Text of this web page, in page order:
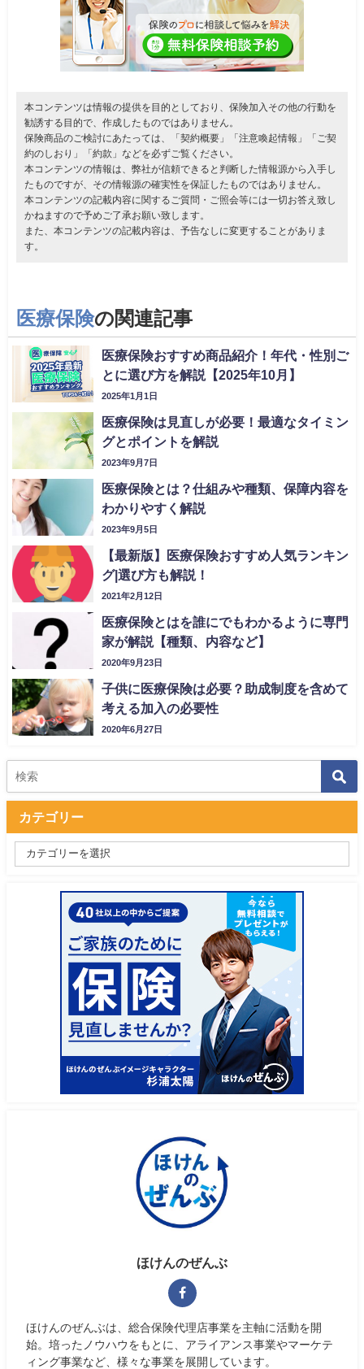
本コンテンツは情報の提供を目的としており、保険加入その他の行動を
勧誘する目的で、作成したものではありません。
保険商品のご検討にあたっては、「契約概要」「注意喚起情報」「ご契
約のしおり」「約款」などを必ずご覧ください。
本コンテンツの情報は、弊社が信頼できると判断した情報源から入手し
たものですが、その情報源の確実性を保証したものではありません。
本コンテンツの記載内容に関するご質問・ご照会等には一切お答え致し
かねますので予めご了承お願い致します。
また、本コンテンツの記載内容は、予告なしに変更することがありま
す。
医療保険の関連記事
医療保険おすすめ商品紹介！年代・性別ご
とに選び方を解説【2025年10月】
2025年1月1日
医療保険は見直しが必要！最適なタイミン
グとポイントを解説
2023年9月7日
医療保険とは？仕組みや種類、保障内容を
わかりやすく解説
2023年9月5日
【最新版】医療保険おすすめ人気ランキン
グ|選び方も解説！
2021年2月12日
医療保険とはを誰にでもわかるように専門
家が解説【種類、内容など】
2020年9月23日
子供に医療保険は必要？助成制度を含めて
考える加入の必要性
2020年6月27日
カテゴリー
ほけんのぜんぶ
ほけんのぜんぶは、総合保険代理店事業を主軸に活動を開
始。培ったノウハウをもとに、アライアンス事業やマーケテ
ィング事業など、様々な事業を展開しています。